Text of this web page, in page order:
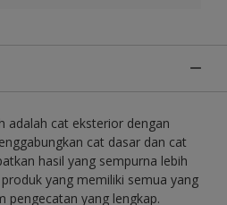
adalah cat eksterior dengan
cat dasar dan cat
hasil yang sempurna lebih
yang memiliki semua yang
pengecatan yang lengkap.